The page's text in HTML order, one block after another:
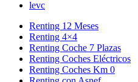
levc
Renting 12 Meses
Renting 4×4
Renting Coche 7 Plazas
Renting Coches Eléctricos
Renting Coches Km 0